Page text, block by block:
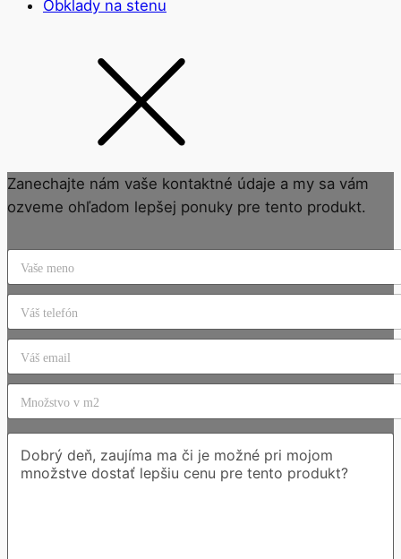
Obklady na stenu
Zanechajte nám vaše kontaktné údaje a my sa vám
ozveme ohľadom lepšej ponuky pre tento produkt.